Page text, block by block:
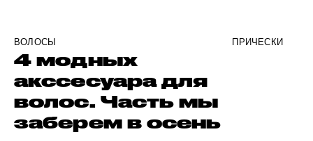
ВОЛОСЫ ПРИЧЕСКИ
4 модных
акссесуара для
волос. Часть мы
заберем в осень